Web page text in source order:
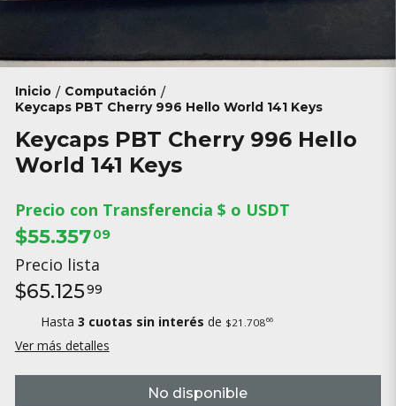
Inicio / Computación /
Keycaps PBT Cherry 996 Hello World 141 Keys
Keycaps PBT Cherry 996 Hello
World 141 Keys
Precio con Transferencia $ o USDT
$55.35709
Precio lista
$65.12599
Hasta 3 cuotas sin interés de $21.70866
Ver más detalles
No disponible